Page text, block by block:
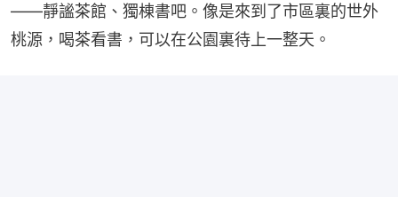
——靜謐茶館、獨棟書吧。像是來到了市區裏的世外
桃源，喝茶看書，可以在公園裏待上一整天。